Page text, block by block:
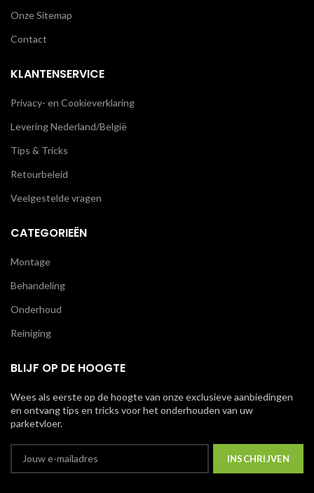
Onze Sitemap
Contact
KLANTENSERVICE
Privacy- en Cookieverklaring
Levering Nederland/België
Tips & Tricks
Retourbeleid
Veelgestelde vragen
CATEGORIEËN
Montage
Behandeling
Onderhoud
Reiniging
BLIJF OP DE HOOGTE
Wees als eerste op de hoogte van onze exclusieve aanbiedingen
en ontvang tips en tricks voor het onderhouden van uw
parketvloer.